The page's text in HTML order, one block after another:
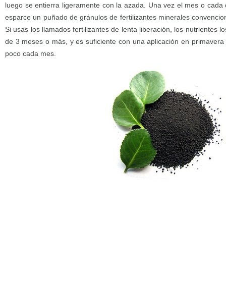
luego se entierra ligeramente con la azada. Una vez el mes o
esparce un puñado de gránulos de fertilizantes minerales
Si usas los llamados fertilizantes de lenta liberación, los nutrientes
de 3 meses o más, y es suficiente con una aplicación en
poco cada mes.